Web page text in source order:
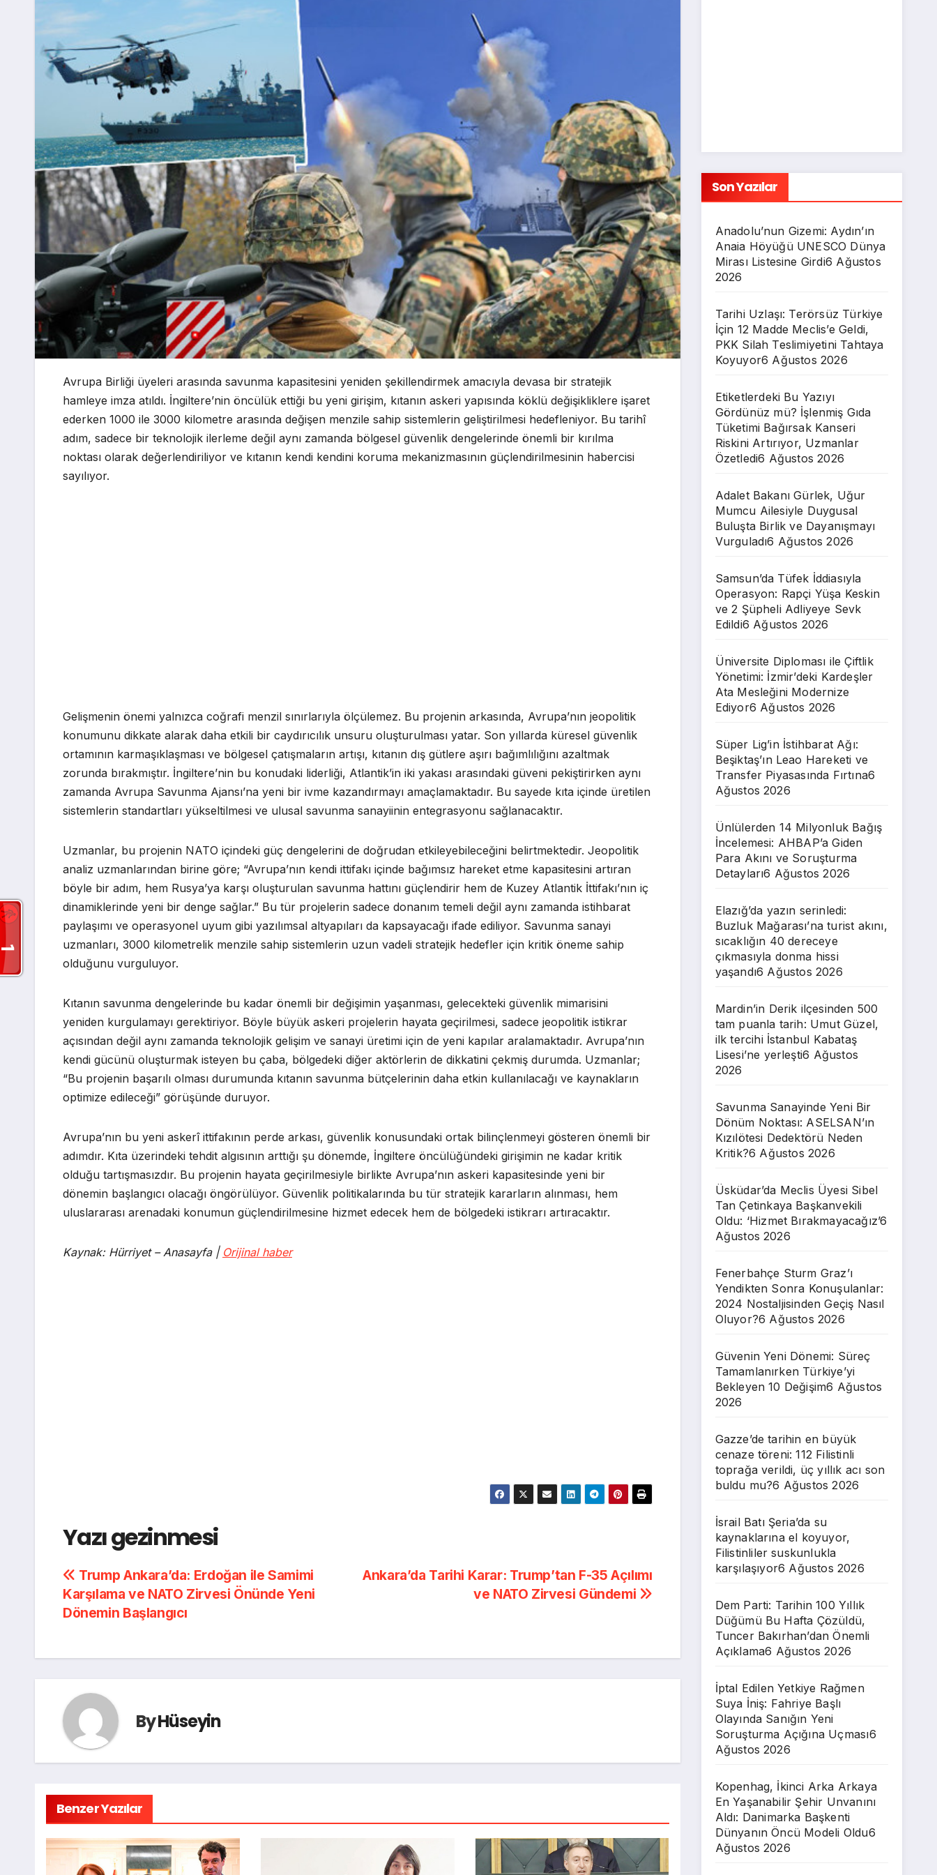
Avrupa Birliği üyeleri arasında savunma kapasitesini yeniden şekillendirmek amacıyla devasa bir stratejik
hamleye imza atıldı. İngiltere’nin öncülük ettiği bu yeni girişim, kıtanın askeri yapısında köklü değişikliklere işaret
ederken 1000 ile 3000 kilometre arasında değişen menzile sahip sistemlerin geliştirilmesi hedefleniyor. Bu tarihî
adım, sadece bir teknolojik ilerleme değil aynı zamanda bölgesel güvenlik dengelerinde önemli bir kırılma
noktası olarak değerlendiriliyor ve kıtanın kendi kendini koruma mekanizmasının güçlendirilmesinin habercisi
sayılıyor.
Gelişmenin önemi yalnızca coğrafi menzil sınırlarıyla ölçülemez. Bu projenin arkasında, Avrupa’nın jeopolitik
konumunu dikkate alarak daha etkili bir caydırıcılık unsuru oluşturulması yatar. Son yıllarda küresel güvenlik
ortamının karmaşıklaşması ve bölgesel çatışmaların artışı, kıtanın dış gütlere aşırı bağımlılığını azaltmak
zorunda bırakmıştır. İngiltere’nin bu konudaki liderliği, Atlantik’in iki yakası arasındaki güveni pekiştirirken aynı
zamanda Avrupa Savunma Ajansı’na yeni bir ivme kazandırmayı amaçlamaktadır. Bu sayede kıta içinde üretilen
sistemlerin standartları yükseltilmesi ve ulusal savunma sanayiinin entegrasyonu sağlanacaktır.
Uzmanlar, bu projenin NATO içindeki güç dengelerini de doğrudan etkileyebileceğini belirtmektedir. Jeopolitik
analiz uzmanlarından birine göre; “Avrupa’nın kendi ittifakı içinde bağımsız hareket etme kapasitesini artıran
böyle bir adım, hem Rusya’ya karşı oluşturulan savunma hattını güçlendirir hem de Kuzey Atlantik İttifakı’nın iç
dinamiklerinde yeni bir denge sağlar.” Bu tür projelerin sadece donanım temeli değil aynı zamanda istihbarat
paylaşımı ve operasyonel uyum gibi yazılımsal altyapıları da kapsayacağı ifade ediliyor. Savunma sanayi
uzmanları, 3000 kilometrelik menzile sahip sistemlerin uzun vadeli stratejik hedefler için kritik öneme sahip
olduğunu vurguluyor.
Kıtanın savunma dengelerinde bu kadar önemli bir değişimin yaşanması, gelecekteki güvenlik mimarisini
yeniden kurgulamayı gerektiriyor. Böyle büyük askeri projelerin hayata geçirilmesi, sadece jeopolitik istikrar
açısından değil aynı zamanda teknolojik gelişim ve sanayi üretimi için de yeni kapılar aralamaktadır. Avrupa’nın
kendi gücünü oluşturmak isteyen bu çaba, bölgedeki diğer aktörlerin de dikkatini çekmiş durumda. Uzmanlar;
“Bu projenin başarılı olması durumunda kıtanın savunma bütçelerinin daha etkin kullanılacağı ve kaynakların
optimize edileceği” görüşünde duruyor.
Avrupa’nın bu yeni askerî ittifakının perde arkası, güvenlik konusundaki ortak bilinçlenmeyi gösteren önemli bir
adımdır. Kıta üzerindeki tehdit algısının arttığı şu dönemde, İngiltere öncülüğündeki girişimin ne kadar kritik
olduğu tartışmasızdır. Bu projenin hayata geçirilmesiyle birlikte Avrupa’nın askeri kapasitesinde yeni bir
dönemin başlangıcı olacağı öngörülüyor. Güvenlik politikalarında bu tür stratejik kararların alınması, hem
uluslararası arenadaki konumun güçlendirilmesine hizmet edecek hem de bölgedeki istikrarı artıracaktır.
Kaynak: Hürriyet – Anasayfa | Orijinal haber
Yazı gezinmesi
Ankara’da Tarihi Karar: Trump’tan F-35 Açılımı
ve NATO Zirvesi Gündemi
Trump Ankara’da: Erdoğan ile Samimi
Karşılama ve NATO Zirvesi Önünde Yeni
Dönemin Başlangıcı
ByHüseyin
Benzer Yazılar
Son Yazılar
Anadolu’nun Gizemi: Aydın’ın
Anaia Höyüğü UNESCO Dünya
Mirası Listesine Girdi6 Ağustos
2026
Tarihi Uzlaşı: Terörsüz Türkiye
İçin 12 Madde Meclis’e Geldi,
PKK Silah Teslimiyetini Tahtaya
Koyuyor6 Ağustos 2026
Etiketlerdeki Bu Yazıyı
Gördünüz mü? İşlenmiş Gıda
Tüketimi Bağırsak Kanseri
Riskini Artırıyor, Uzmanlar
Özetledi6 Ağustos 2026
Adalet Bakanı Gürlek, Uğur
Mumcu Ailesiyle Duygusal
Buluşta Birlik ve Dayanışmayı
Vurguladı6 Ağustos 2026
Samsun’da Tüfek İddiasıyla
Operasyon: Rapçi Yüşa Keskin
ve 2 Şüpheli Adliyeye Sevk
Edildi6 Ağustos 2026
Üniversite Diploması ile Çiftlik
Yönetimi: İzmir’deki Kardeşler
Ata Mesleğini Modernize
Ediyor6 Ağustos 2026
Süper Lig’in İstihbarat Ağı:
Beşiktaş’ın Leao Hareketi ve
Transfer Piyasasında Fırtına6
Ağustos 2026
Ünlülerden 14 Milyonluk Bağış
İncelemesi: AHBAP’a Giden
Para Akını ve Soruşturma
Detayları6 Ağustos 2026
Elazığ’da yazın serinledi:
Buzluk Mağarası’na turist akını,
sıcaklığın 40 dereceye
çıkmasıyla donma hissi
yaşandı6 Ağustos 2026
Mardin’in Derik ilçesinden 500
tam puanla tarih: Umut Güzel,
ilk tercihi İstanbul Kabataş
Lisesi’ne yerleşti6 Ağustos
2026
Savunma Sanayinde Yeni Bir
Dönüm Noktası: ASELSAN’ın
Kızılötesi Dedektörü Neden
Kritik?6 Ağustos 2026
Üsküdar’da Meclis Üyesi Sibel
Tan Çetinkaya Başkanvekili
Oldu: ‘Hizmet Bırakmayacağız’6
Ağustos 2026
Fenerbahçe Sturm Graz’ı
Yendikten Sonra Konuşulanlar:
2024 Nostaljisinden Geçiş Nasıl
Oluyor?6 Ağustos 2026
Güvenin Yeni Dönemi: Süreç
Tamamlanırken Türkiye’yi
Bekleyen 10 Değişim6 Ağustos
2026
Gazze’de tarihin en büyük
cenaze töreni: 112 Filistinli
toprağa verildi, üç yıllık acı son
buldu mu?6 Ağustos 2026
İsrail Batı Şeria’da su
kaynaklarına el koyuyor,
Filistinliler suskunlukla
karşılaşıyor6 Ağustos 2026
Dem Parti: Tarihin 100 Yıllık
Düğümü Bu Hafta Çözüldü,
Tuncer Bakırhan’dan Önemli
Açıklama6 Ağustos 2026
İptal Edilen Yetkiye Rağmen
Suya İniş: Fahriye Başlı
Olayında Sanığın Yeni
Soruşturma Açığına Uçması6
Ağustos 2026
Kopenhag, İkinci Arka Arkaya
En Yaşanabilir Şehir Unvanını
Aldı: Danimarka Başkenti
Dünyanın Öncü Modeli Oldu6
Ağustos 2026